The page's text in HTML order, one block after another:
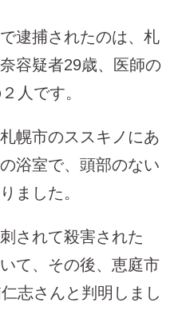
逮捕されたのは、札
容疑者29歳、医師の
人です。
幌市のススキノにあ
浴室で、頭部のない
ました。
されて殺害された
て、その後、恵庭市
志さんと判明しまし